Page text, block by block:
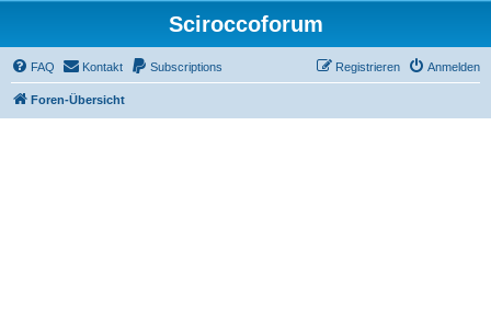
Sciroccoforum
FAQ Kontakt Subscriptions Anmelden
Registrieren
Foren-Übersicht